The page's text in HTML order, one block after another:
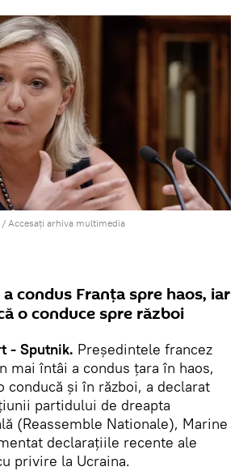
/ Accesați arhiva multimedia
a condus Franța spre haos, iar
o conduce spre război
- Sputnik. Președintele francez
mai întâi a condus țara în haos,
conducă și în război, a declarat
partidului de dreapta
(Reassemble Nationale), Marine
declarațiile recente ale
privire la Ucraina.